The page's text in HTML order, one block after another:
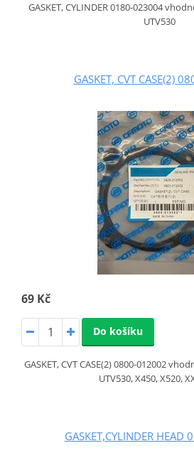
GASKET, CYLINDER 0180-023004
UTV530
GASKET, CVT CASE(2)
69 Kč
Do košíku
GASKET, CVT CASE(2) 0800-012002
UTV530, X450, X520,
GASKET,CYLINDER